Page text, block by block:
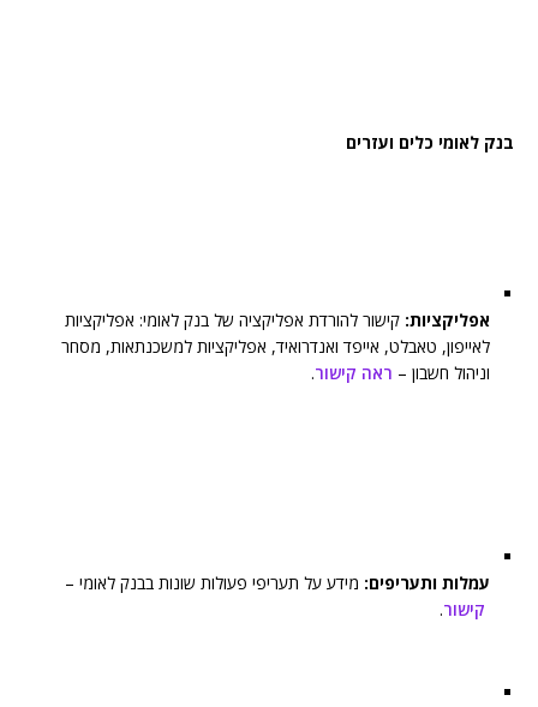
בנק לאומי כלים ועזרים
אפליקציות: קישור להורדת אפליקציה של בנק לאומי: אפליקציות
לאייפון, טאבלט, אייפד ואנדרואיד, אפליקציות למשכנתאות, מסחר
וניהול חשבון – ראה קישור.
עמלות ותעריפים: מידע על תעריפי פעולות שונות בבנק לאומי –
קישור.